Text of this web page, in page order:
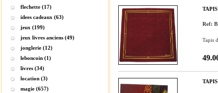
flechette (17)
idees cadeaux (63)
jeux (199)
jeux livres anciens (49)
jonglerie (12)
leboncoin (1)
livres (34)
location (3)
magie (657)
Ref:
Tapis